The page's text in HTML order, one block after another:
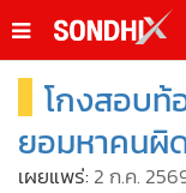
ดต
หน้าหลัก
Social
โกงสอบท้
ยอมหาคนผิ
เผยแพร่: 2 ก.ค.